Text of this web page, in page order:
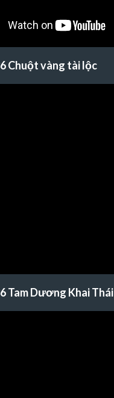
Chuột vàng tài lộc
Tam Dương Khai Thái